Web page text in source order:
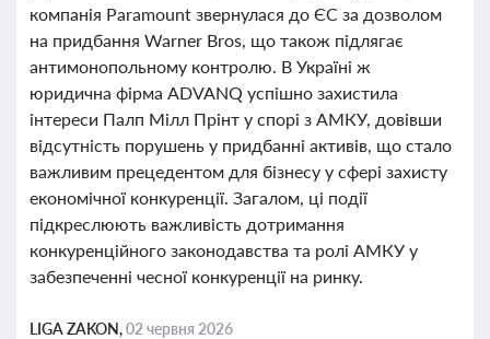
компанія Paramount звернулася до ЄС за дозволом
на придбання Warner Bros, що також підлягає
антимонопольному контролю. В Україні ж
юридична фірма ADVANQ успішно захистила
інтереси Палп Мілл Прінт у спорі з АМКУ, довівши
відсутність порушень у придбанні активів, що стало
важливим прецедентом для бізнесу у сфері захисту
економічної конкуренції. Загалом, ці події
підкреслюють важливість дотримання
конкуренційного законодавства та ролі АМКУ у
забезпеченні чесної конкуренції на ринку.
LIGA ZAKON,02 червня 2026